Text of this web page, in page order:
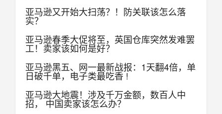
亚马逊又开始大扫荡？！防关联该怎么落
实？
亚马逊春季大促将至，英国仓库突然发难罢
工！卖家该如何是好？
亚马逊黑五、网一最新战报：1天翻4倍，单
日破千单，电子类最吃香 !
亚马逊大地震！涉及千万金额，数百人中
招， 中国卖家该怎么办？